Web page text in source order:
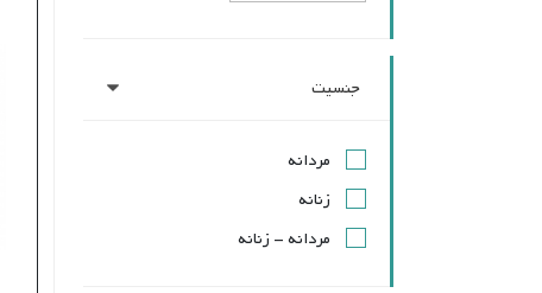
جنسیت
مردانه
زنانه
مردانه - زنانه